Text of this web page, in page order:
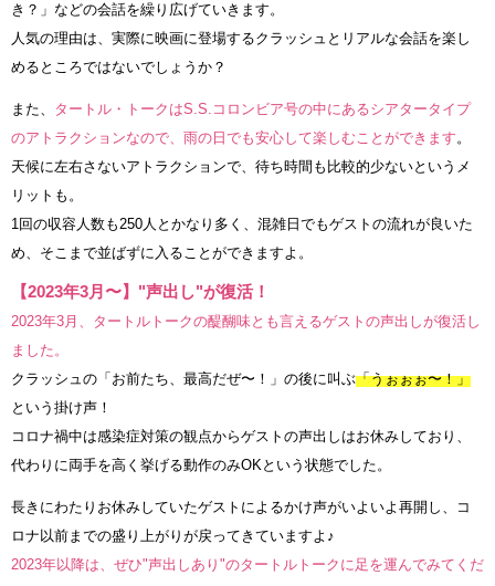
き？」などの会話を繰り広げていきます。
人気の理由は、実際に映画に登場するクラッシュとリアルな会話を楽し
めるところではないでしょうか？
また、
タートル・トークはS.S.コロンビア号の中にあるシアタータイプ
のアトラクションなので、雨の日でも安心して楽しむことができます。
天候に左右さないアトラクションで、待ち時間も比較的少ないというメ
リットも。
1回の収容人数も250人とかなり多く、混雑日でもゲストの流れが良いた
め、そこまで並ばずに入ることができますよ。
【2023年3月〜】"声出し"が復活！
2023年3月、タートルトークの醍醐味とも言えるゲストの声出しが復活し
ました。
クラッシュの「お前たち、最高だぜ〜！」の後に叫ぶ「うぉぉぉ〜！」
という掛け声！
コロナ禍中は感染症対策の観点からゲストの声出しはお休みしており、
代わりに両手を高く挙げる動作のみOKという状態でした。
長きにわたりお休みしていたゲストによるかけ声がいよいよ再開し、コ
ロナ以前までの盛り上がりが戻ってきていますよ♪
2023年以降は、ぜひ"声出しあり"のタートルトークに足を運んでみてくだ